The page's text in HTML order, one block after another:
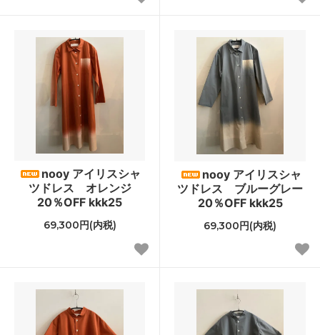
nooy アイリスシャ
ツドレス オレンジ
20％OFF kkk25
69,300円(内税)
nooy アイリスシャ
ツドレス ブルーグレー
20％OFF kkk25
69,300円(内税)